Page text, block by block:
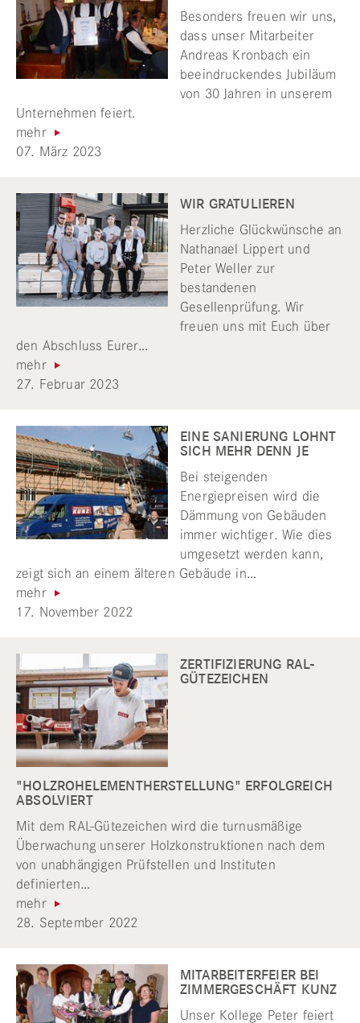
Besonders freuen wir uns,
dass unser Mitarbeiter
Andreas Kronbach ein
beeindruckendes Jubiläum
von 30 Jahren in unserem
Unternehmen feiert.
mehr
07. März 2023
WIR GRATULIEREN
Herzliche Glückwünsche an
Nathanael Lippert und
Peter Weller zur
bestandenen
Gesellenprüfung. Wir
freuen uns mit Euch über
den Abschluss Eurer…
mehr
27. Februar 2023
EINE SANIERUNG LOHNT
SICH MEHR DENN JE
Bei steigenden
Energiepreisen wird die
Dämmung von Gebäuden
immer wichtiger. Wie dies
umgesetzt werden kann,
zeigt sich an einem älteren Gebäude in…
mehr
17. November 2022
ZERTIFIZIERUNG RAL-
GÜTEZEICHEN
"HOLZROHELEMENTHERSTELLUNG" ERFOLGREICH
ABSOLVIERT
Mit dem RAL-Gütezeichen wird die turnusmäßige
Überwachung unserer Holzkonstruktionen nach dem
von unabhängigen Prüfstellen und Instituten
definierten…
mehr
28. September 2022
MITARBEITERFEIER BEI
ZIMMERGESCHÄFT KUNZ
Unser Kollege Peter feiert